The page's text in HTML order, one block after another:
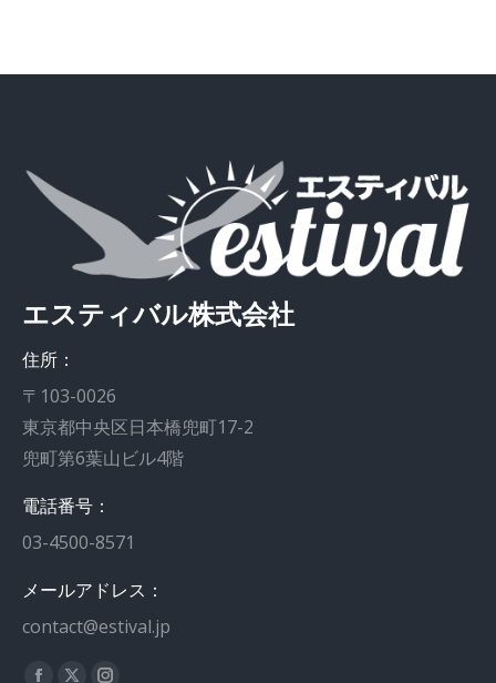
エスティバル株式会社
住所：
〒103-0026
東京都中央区日本橋兜町17-2
兜町第6葉山ビル4階
電話番号：
03-4500-8571
メールアドレス：
contact@estival.jp
私達を見つけてください：